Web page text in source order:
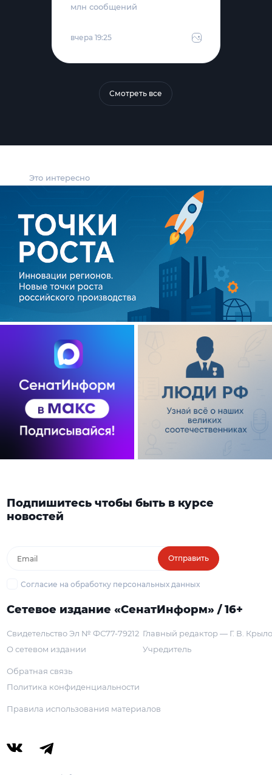
Это интересно
млн сообщений
вчера 19:25
Смотреть все
Подпишитесь чтобы быть в курсе
новостей
Отправить
Согласие на обработку персональных данных
Сетевое издание «СенатИнформ» / 16+
Свидетельство Эл № ФС77-79212
О сетевом издании
Главный редактор — Г. В.
Учредитель
Обратная связь
Политика конфиденциальности
Правила использования материалов